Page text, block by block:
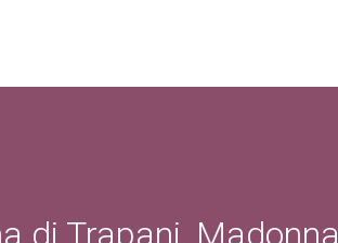
di Trapani,